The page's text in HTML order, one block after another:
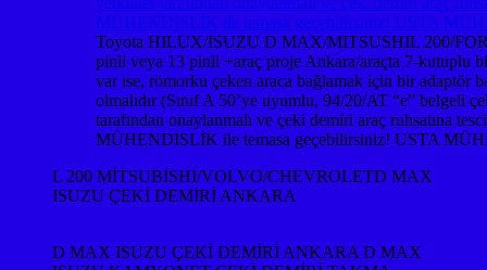
Toyota HILUX/ISUZU D MAX/MITSUSHIL 200/
pinli veya 13 pinli +araç proje Ankara/araçta 7-kutuplu
var ise, römorku çeken araca bağlamak için bir adaptör
olmalıdır (Sınıf A 50’ye uyumlu, 94/20/AT “e” belgeli
tarafından onaylanmalı ve çeki demiri araç ruhsatına
MÜHENDİSLİK ile temasa geçebilirsiniz! USTA
L 200 MİTSUBİSHİ/VOLVO/CHEVROLETD MAX
ISUZU ÇEKİ DEMİRİ ANKARA
D MAX ISUZU ÇEKİ DEMİRİ ANKARA D MAX